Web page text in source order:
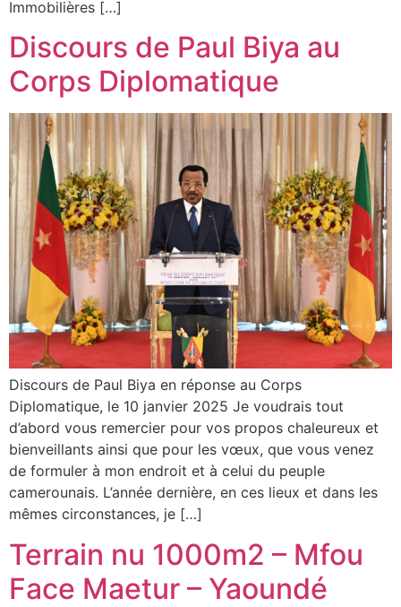
Immobilières […]
Discours de Paul Biya au
Corps Diplomatique
Discours de Paul Biya en réponse au Corps
Diplomatique, le 10 janvier 2025 Je voudrais tout
d’abord vous remercier pour vos propos chaleureux et
bienveillants ainsi que pour les vœux, que vous venez
de formuler à mon endroit et à celui du peuple
camerounais. L’année dernière, en ces lieux et dans les
mêmes circonstances, je […]
Terrain nu 1000m2 – Mfou
Face Maetur – Yaoundé